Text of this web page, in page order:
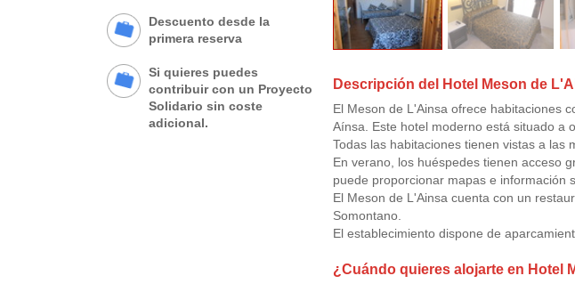
Descuento desde la
primera reserva
Si quieres puedes
contribuir con un Proyecto
Solidario sin coste
adicional.
Descripción del Hotel Meson de
El Meson de L'Ainsa ofrece habitaciones
Aínsa. Este hotel moderno está situado a
Todas las habitaciones tienen vistas a las
En verano, los huéspedes tienen acceso
puede proporcionar mapas e información
El Meson de L'Ainsa cuenta con un
Somontano.
El establecimiento dispone de
¿Cuándo quieres alojarte en Hotel